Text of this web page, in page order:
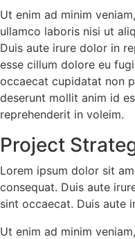
Ut enim ad minim
ullamco laboris nisi ut
Duis aute irure dolor in
esse cillum dolore eu
occaecat cupidatat non
deserunt mollit anim id
reprehenderit in voleim.
Project
Lorem ipsum dolor sit
consequat. Duis aute
sint occaecat. Duis aute
Ut enim ad minim